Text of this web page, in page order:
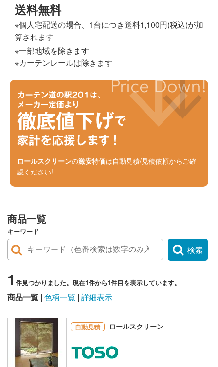
送料無料
※個人宅配送の場合、1台につき送料1,100円(税込)が加
算されます
※一部地域を除きます
※カーテンレールは除きます
ロールスクリーンの激安特価は自動見積/見積依頼からご確
認ください!
商品一覧
キーワード
検索
1 件見つかりました。現在1件から1件目を表示しています。
商品一覧 色柄一覧 詳細表示
自動見積 ロールスクリーン